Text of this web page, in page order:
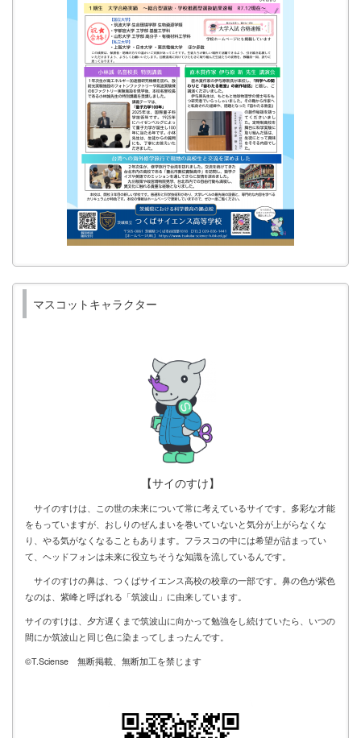
マスコットキャラクター
【サイのすけ】
サイのすけは、この世の未来について常に考えているサイです。多彩な才能
をもっていますが、おしりのぜんまいを巻いていないと気分が上がらなくな
り、やる気がなくなることもあります。フラスコの中には希望が詰まってい
て、ヘッドフォンは未来に役立ちそうな知識を流しているんです。
サイのすけの鼻は、つくばサイエンス高校の校章の一部です。鼻の色が紫色
なのは、紫峰と呼ばれる「筑波山」に由来しています。
サイのすけは、夕方遅くまで筑波山に向かって勉強をし続けていたら、いつの
間にか筑波山と同じ色に染まってしまったんです。
©T.Sciense 無断掲載、無断加工を禁じます